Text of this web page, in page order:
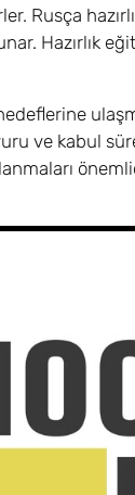
Rusça
Hazırlık
ve kabul